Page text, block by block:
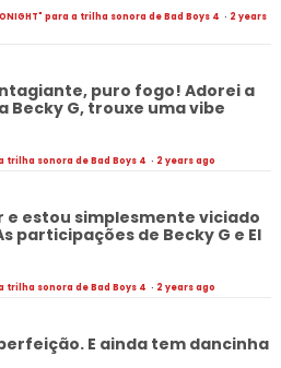
para a trilha sonora de Bad Boys 4 · 2 years
puro fogo! Adorei a
Becky G, trouxe uma vibe
trilha sonora de Bad Boys 4 · 2 years ago
e estou simplesmente viciado
participações de Becky G e El
trilha sonora de Bad Boys 4 · 2 years ago
E ainda tem dancinha